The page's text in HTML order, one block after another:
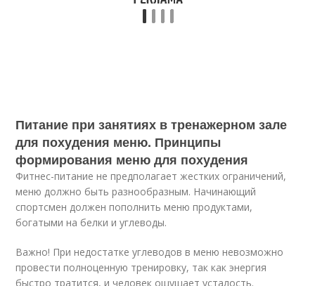
Питание при занятиях в тренажерном зале
для похудения меню. Принципы
формирования меню для похудения
Фитнес-питание не предполагает жестких ограничений,
меню должно быть разнообразным. Начинающий
спортсмен должен пополнить меню продуктами,
богатыми на белки и углеводы.
Важно! При недостатке углеводов в меню невозможно
провести полноценную тренировку, так как энергия
быстро тратится, и человек ощущает усталость.